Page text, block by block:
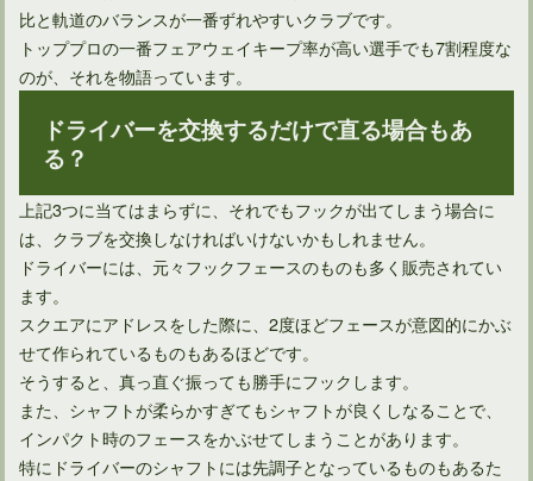
やはり得！アイアンで飛距離アップするのに効果的な方法とは
多くのプロ野球選手は、ゴルフの飛距離が凄いのは何で？
多くのゴルファー憧れ、ドライバーで300ヤード飛ばすには
比と軌道のバランスが一番ずれやすいクラブです。
トッププロの一番フェアウェイキープ率が高い選手でも7割程度な
のが、それを物語っています。
ドライバーを交換するだけで直る場合もあ
る？
上記3つに当てはまらずに、それでもフックが出てしまう場合に
は、クラブを交換しなければいけないかもしれません。
ドライバーには、元々フックフェースのものも多く販売されてい
ます。
スクエアにアドレスをした際に、2度ほどフェースが意図的にかぶ
せて作られているものもあるほどです。
そうすると、真っ直ぐ振っても勝手にフックします。
また、シャフトが柔らかすぎてもシャフトが良くしなることで、
インパクト時のフェースをかぶせてしまうことがあります。
特にドライバーのシャフトには先調子となっているものもあるた